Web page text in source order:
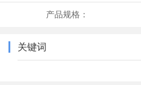
产品规格：
关键词